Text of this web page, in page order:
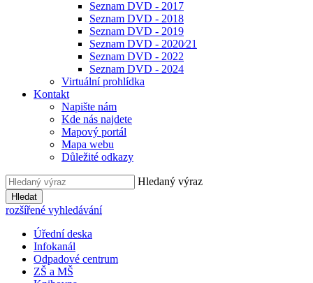
Seznam DVD - 2017
Seznam DVD - 2018
Seznam DVD - 2019
Seznam DVD - 2020⁄21
Seznam DVD - 2022
Seznam DVD - 2024
Virtuální prohlídka
Kontakt
Napište nám
Kde nás najdete
Mapový portál
Mapa webu
Důležité odkazy
Hledaný výraz
Hledat
rozšířené vyhledávání
Úřední deska
Infokanál
Odpadové centrum
ZŠ a MŠ